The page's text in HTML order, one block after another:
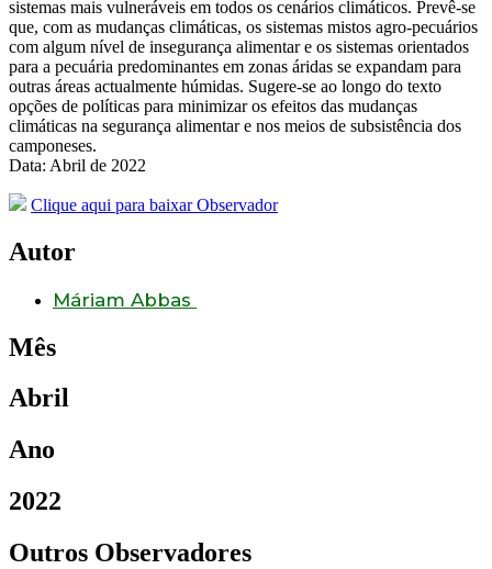
sistemas mais vulneráveis em todos os cenários climáticos. Prevê-se
que, com as mudanças climáticas, os sistemas mistos agro-pecuários
com algum nível de insegurança alimentar e os sistemas orientados
para a pecuária predominantes em zonas áridas se expandam para
outras áreas actualmente húmidas. Sugere-se ao longo do texto
opções de políticas para minimizar os efeitos das mudanças
climáticas na segurança alimentar e nos meios de subsistência dos
camponeses.
Data: Abril de 2022
Clique aqui para baixar Observador
Autor
Máriam Abbas
Mês
Abril
Ano
2022
Outros Observadores